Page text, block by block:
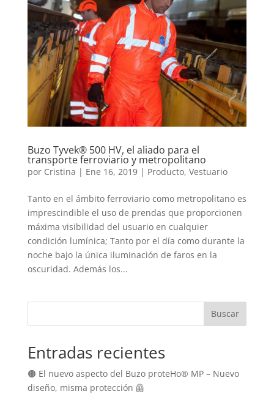
Buzo Tyvek® 500 HV, el aliado para el
transporte ferroviario y metropolitano
por Cristina | Ene 16, 2019| Producto, Vestuario
Tanto en el ámbito ferroviario como metropolitano es
imprescindible el uso de prendas que proporcionen
máxima visibilidad del usuario en cualquier
condición lumínica; Tanto por el día como durante la
noche bajo la única iluminación de faros en la
oscuridad. Además los...
Buscar
Entradas recientes
🟠 El nuevo aspecto del Buzo proteHo® MP – Nuevo
diseño, misma protección 🦺